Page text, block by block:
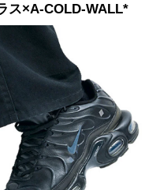
ス×A-COLD-WALL*